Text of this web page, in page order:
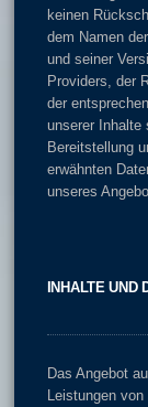
keinen
dem Namen
und seiner
Providers, der
der
unserer Inhalte
Bereitstellung
erwähnten
unseres
INHALTE UND
Das Angebot
Leistungen